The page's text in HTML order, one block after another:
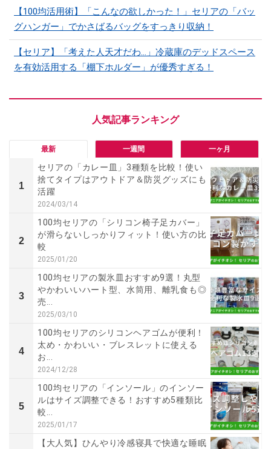
【100均活用術】「こんなの欲しかった！」セリアの「バッ
グハンガー」でかさばるバッグをすっきり収納！
【セリア】「考えた人天才だわ…」冷蔵庫のデッドスペース
を有効活用する「棚下ホルダー」が優秀すぎる！
最新 一週間 一ヶ月
1
セリアの「カレー皿」3種類を比較！使い
捨てタイプはアウトドア＆防災グッズにも
活躍
2024/03/14
2
100均セリアの「シリコン椅子足カバー」
が滑らないしっかりフィット！使い方の比
較
2025/01/20
3
100均セリアの製氷皿おすすめ9選！丸型
やかわいいハート型、水筒用、離乳食も◎
売...
2025/03/10
4
100均セリアのシリコンヘアゴムが便利！
太め・かわいい・ブレスレットに使える
お...
2024/12/28
5
100均セリアの「インソール」のインソー
ルはサイズ調整できる！おすすめ5種類比
較...
2025/01/17
【大人気】ひんやり冷感寝具で快適な睡眠